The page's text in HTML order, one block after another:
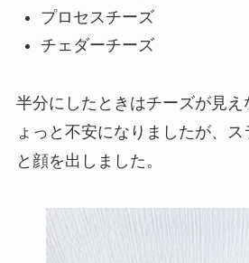
プロセスチーズ
チェダーチーズ
半分にしたときはチーズが見え
ょっと不安になりましたが、ス
と顔を出しました。